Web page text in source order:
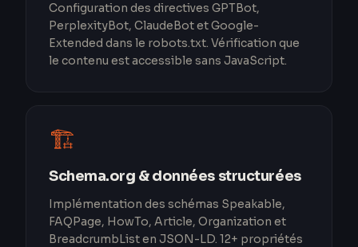
Configuration des directives GPTBot,
PerplexityBot, ClaudeBot et Google-
Extended dans le robots.txt. Vérification que
le contenu est accessible sans JavaScript.
🏗️
Schema.org & données structurées
Implémentation des schémas Speakable,
FAQPage, HowTo, Article, Organization et
BreadcrumbList en JSON-LD. 12+ propriétés